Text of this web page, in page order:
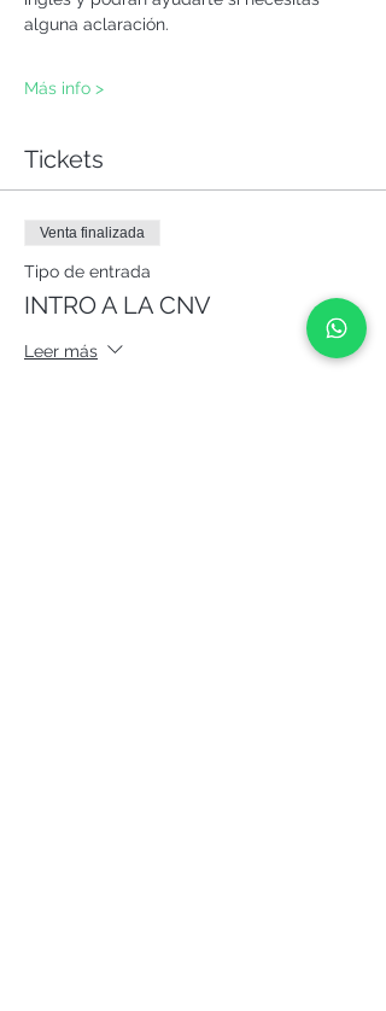
alguna aclaración.
Más info >
Tickets
Venta finalizada
Tipo de entrada
INTRO A LA CNV
Leer más